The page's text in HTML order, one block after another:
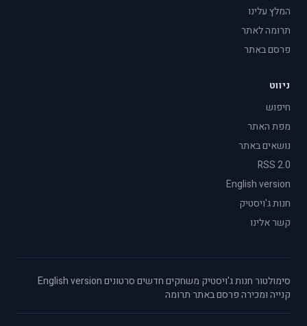
המלץ עלינו
תרומה לאתר
פרסם באתר
ניווט
חיפוש
מפת האתר
נושאים באתר
RSS 2.0
English version
חנות ג'ויסטיק
קשר אלינו
סימולטור·חנות ג'ויסטיק·משחקים חדשים·סרטונים·
English version
·
קנייה ומכירה·פרסם באתר·תרומה